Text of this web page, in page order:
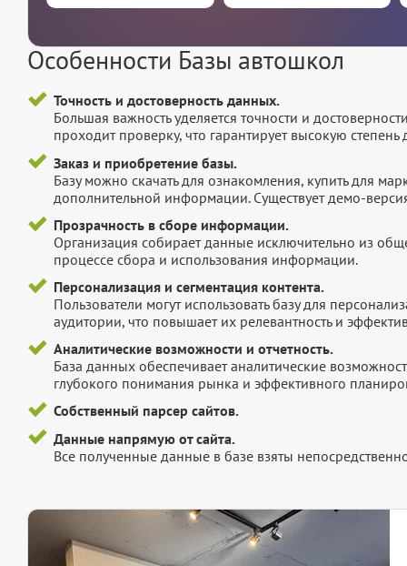
Особенности Базы автошкол
Точность и достоверность данных.
Большая важность уделяется точности и
проходит проверку, что гарантирует высокую
Заказ и приобретение базы.
Базу можно скачать для ознакомления, купить для
дополнительной информации. Существует демо-
Прозрачность в сборе информации.
Организация собирает данные исключительно из
процессе сбора и использования информации.
Персонализация и сегментация контента.
Пользователи могут использовать базу для
аудитории, что повышает их релевантность и
Аналитические возможности и отчетность.
База данных обеспечивает аналитические
глубокого понимания рынка и эффективного
Собственный парсер сайтов.
Данные напрямую от сайта.
Все полученные данные в базе взяты